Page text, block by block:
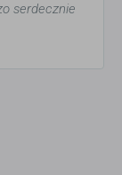
serdecznie